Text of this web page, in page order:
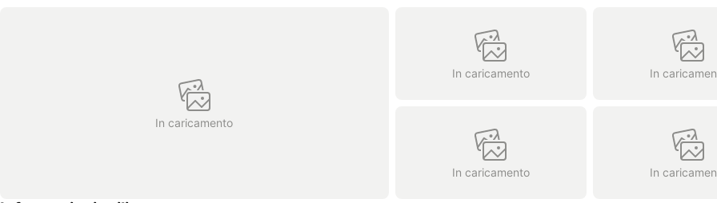
In caricamento
In caricamento In
In caricamento In